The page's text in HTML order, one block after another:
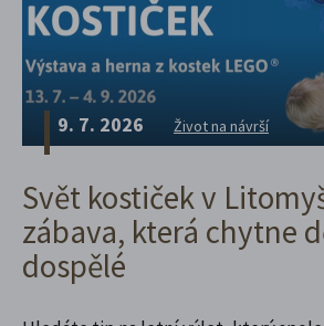
9. 7. 2026 Život na návrší
Svět kostiček v
zábava, která chytne
dospělé